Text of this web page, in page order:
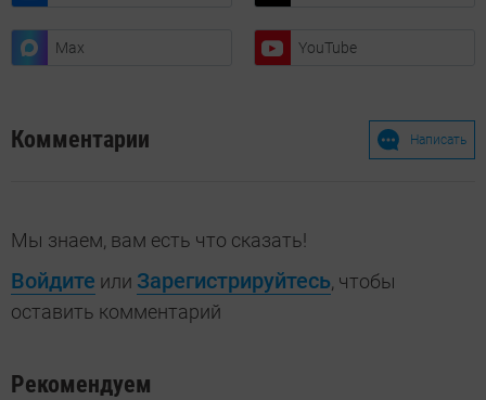
Max YouTube
Комментарии Написать
Мы знаем, вам есть что сказать!
Войдите или Зарегистрируйтесь, чтобы
оставить комментарий
Рекомендуем